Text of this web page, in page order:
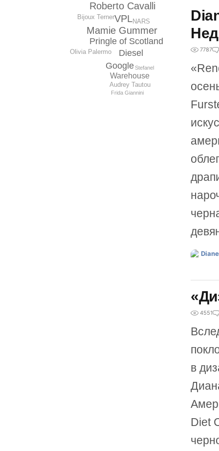
Roberto Cavalli
VPL
Mamie Gummer
Pringle of Scotland
Diesel
Google
Warehouse
Audrey Tautou
Bijoux Terner
Olivia Palermo
NARS
Stefanel
Frida Giannini
7787
4551
в
Diet